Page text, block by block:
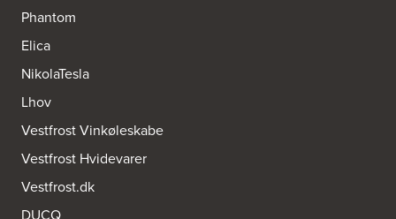
Phantom
Elica
NikolaTesla
Lhov
Vestfrost Vinkøleskabe
Vestfrost Hvidevarer
Vestfrost.dk
DUCQ